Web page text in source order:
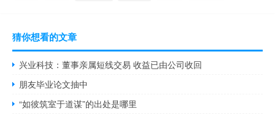
猜你想看的文章
兴业科技：董事亲属短线交易 收益已由公司收回
朋友毕业论文抽中
“如彼筑室于道谋”的出处是哪里